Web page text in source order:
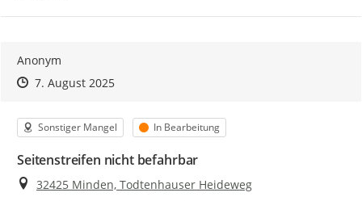
Anonym
Zeitpunkt des Erstellens
Zeitpunkt des Erstellens
7. August 2025Zur Äußerung
Kategorie
Sonstiger Mangel Status
In Bearbeitung
Seitenstreifen nicht befahrbar
Ort
32425 Minden, Todtenhauser Heideweg